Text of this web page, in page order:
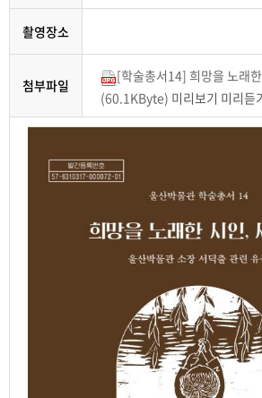
촬영장소
첨부파일
[학술총서14] 희망을 노래
(60.1KByte) 미리보기 미리듣